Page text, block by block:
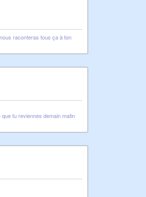
raconteras tous ça à ton
tu reviennes demain matin